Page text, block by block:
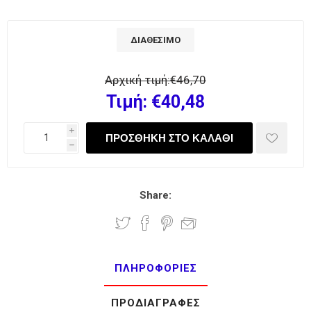
ΔΙΑΘΈΣΙΜΟ
Αρχική τιμή:€46,70
Τιμή: €40,48
i
h
Share:
ΠΛΗΡΟΦΟΡΊΕΣ
ΠΡΟΔΙΑΓΡΑΦΈΣ